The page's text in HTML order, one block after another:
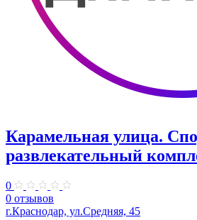
Карамельная улица.
развлекательный
0
0 отзывов
г.Краснодар, ул.Средняя, 45